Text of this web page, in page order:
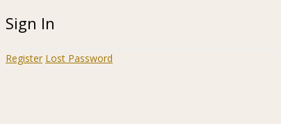
Sign In
Register Lost Password